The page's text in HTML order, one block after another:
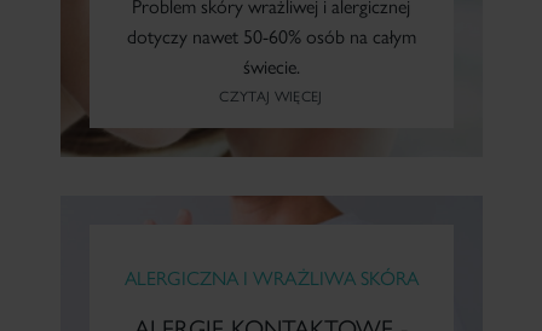
Skóra dojrzała
Problem skóry wrażliwej i alergicznej
dotyczy nawet 50-60% osób na całym
świecie.
CZYTAJ WIĘCEJ
ALERGICZNA I WRAŻLIWA SKÓRA